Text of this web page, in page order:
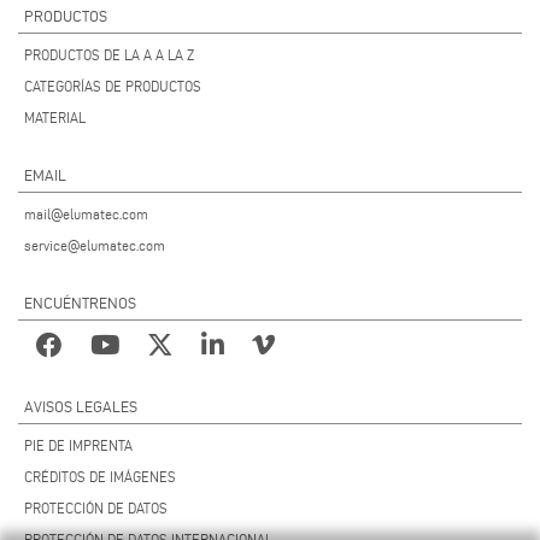
PRODUCTOS
PRODUCTOS DE LA A A LA Z
CATEGORÍAS DE PRODUCTOS
MATERIAL
EMAIL
mail@elumatec.com
service@elumatec.com
ENCUÉNTRENOS
AVISOS LEGALES
PIE DE IMPRENTA
CRÉDITOS DE IMÁGENES
PROTECCIÓN DE DATOS